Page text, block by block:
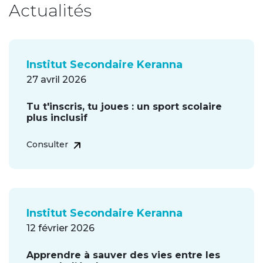
Actualités
Institut Secondaire Keranna
27 avril 2026
Tu t'inscris, tu joues : un sport scolaire
plus inclusif
Consulter
Institut Secondaire Keranna
12 février 2026
Apprendre à sauver des vies entre les